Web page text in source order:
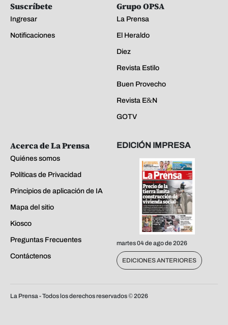
Suscríbete
Ingresar
Notificaciones
Grupo OPSA
La Prensa
El Heraldo
Diez
Revista Estilo
Buen Provecho
Revista E&N
GOTV
Acerca de La Prensa
Quiénes somos
Políticas de Privacidad
Principios de aplicación de IA
Mapa del sitio
Kiosco
Preguntas Frecuentes
Contáctenos
EDICIÓN IMPRESA
martes 04 de ago de 2026
EDICIONES ANTERIORES
La Prensa - Todos los derechos reservados ©2026